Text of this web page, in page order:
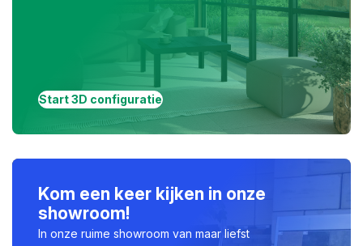
Start 3D configuratie
Kom een keer kijken in onze
showroom!
In onze ruime showroom van maar liefst